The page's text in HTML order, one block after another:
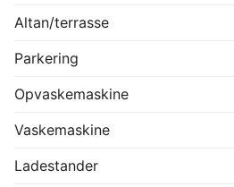
Altan/terrasse
Parkering
Opvaskemaskine
Vaskemaskine
Ladestander